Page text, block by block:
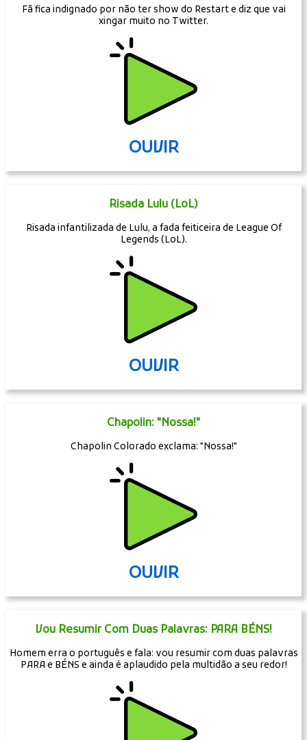
Fã fica indignado por não ter show do Restart e diz que vai
xingar muito no Twitter.
OUVIR
Risada Lulu (LoL)
Risada infantilizada de Lulu, a fada feiticeira de League Of
Legends (LoL).
OUVIR
Chapolin: "Nossa!"
Chapolin Colorado exclama: "Nossa!"
OUVIR
Vou Resumir Com Duas Palavras: PARA BÉNS!
Homem erra o português e fala: vou resumir com duas palavras
PARA e BÉNS e ainda é aplaudido pela multidão a seu redor!